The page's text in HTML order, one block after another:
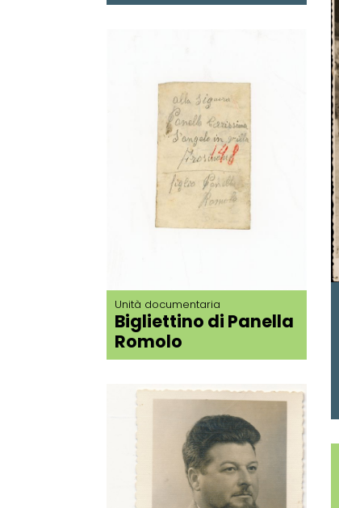
Unità documentaria
Bigliettino di Panella
Romolo